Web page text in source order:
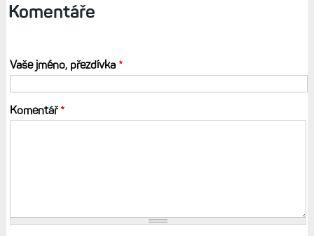
Komentáře
Vaše jméno, přezdívka *
Komentář*